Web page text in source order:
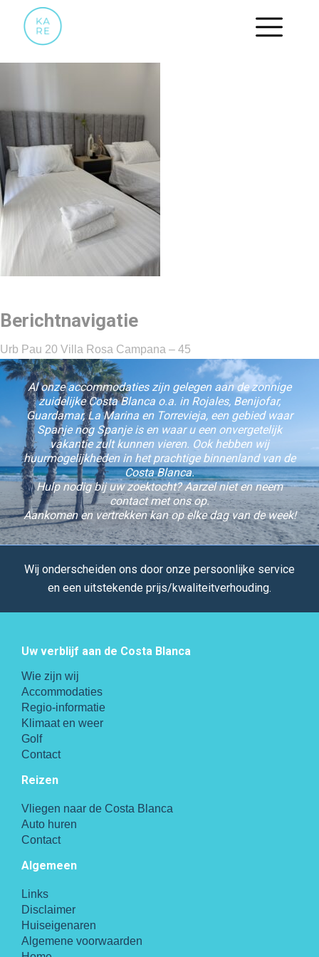
IMG_5438
Berichtnavigatie
Urb Pau 20 Villa Rosa Campana – 45
Al onze accommodaties zijn gelegen aan de zonnige
zuidelijke Costa Blanca o.a. in Rojales, Benijofar,
Guardamar, La Marina en Torrevieja, een gebied waar
Spanje nog Spanje is en waar u een onvergetelijk
vakantie zult kunnen vieren. Ook hebben wij
huurmogelijkheden in het prachtige binnenland van de
Costa Blanca.
Hulp nodig bij uw zoektocht? Aarzel niet en neem
contact met ons op.
Aankomen en vertrekken kan op elke dag van de week!
Wij onderscheiden ons door onze persoonlijke service
en een uitstekende prijs/kwaliteitverhouding.
Uw verblijf aan de Costa Blanca
Wie zijn wij
Accommodaties
Regio-informatie
Klimaat en weer
Golf
Contact
Reizen
Vliegen naar de Costa Blanca
Auto huren
Contact
Algemeen
Links
Disclaimer
Huiseigenaren
Algemene voorwaarden